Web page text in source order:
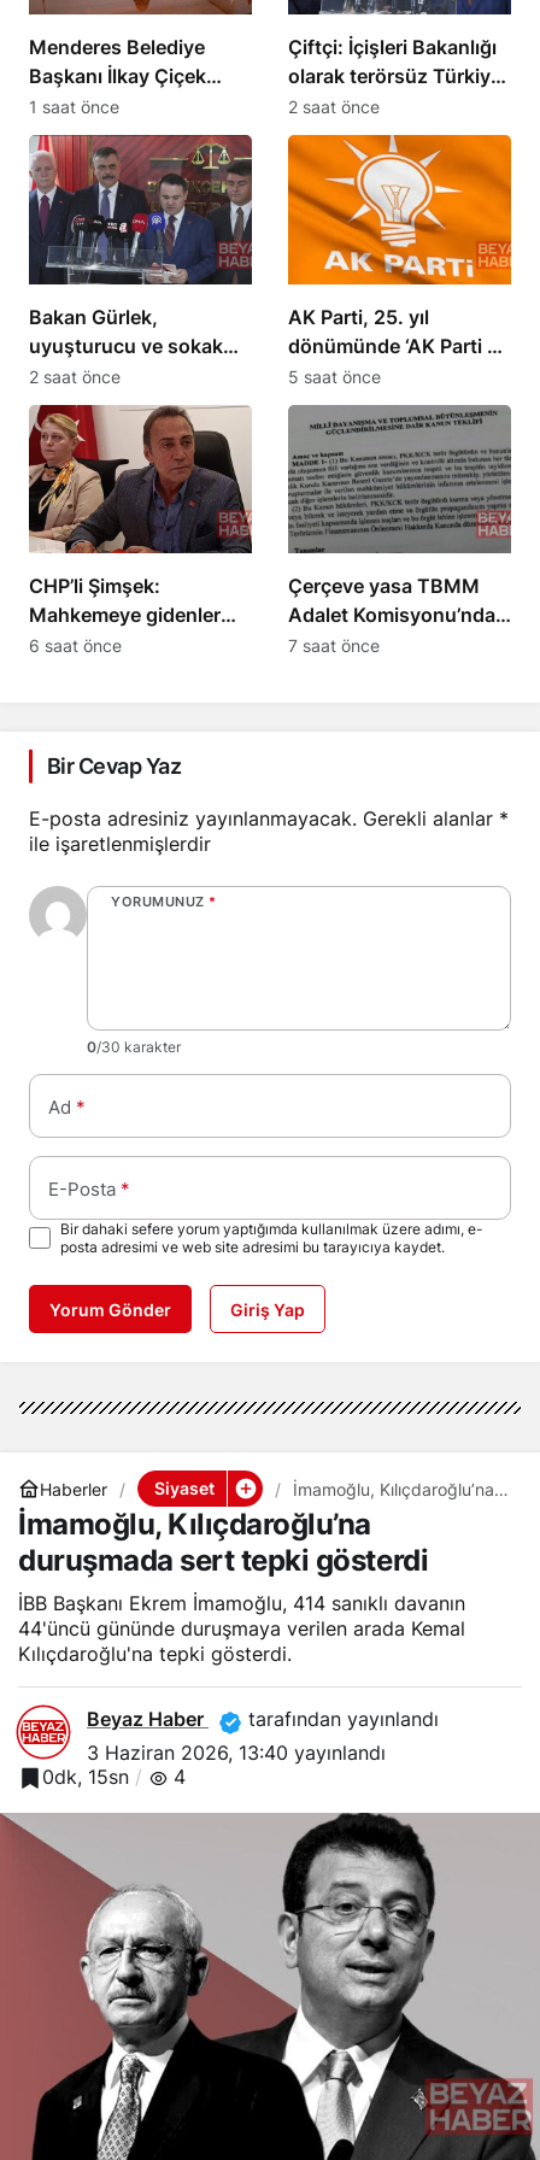
Menderes Belediye
Başkanı İlkay Çiçek
görevden uzaklaştırıldı
1 saat önce
Çiftçi: İçişleri Bakanlığı
olarak terörsüz Türkiye
sürecini takip ediyoruz
2 saat önce
Bakan Gürlek,
uyuşturucu ve sokak
çeteleriyle mücadelede
yeni adımlar atacak
2 saat önce
AK Parti, 25. yıl
dönümünde ‘AK Parti bir
Türkiye kitabıdır’
paylaşımı yaptı
5 saat önce
CHP’li Şimşek:
Mahkemeye gidenler
Kemal Bey’e oy
6 saat önce
Çerçeve yasa TBMM
Adalet Komisyonu’ndan
onay aldı, maddeleri
7 saat önce
Bir Cevap Yaz
E-posta adresiniz yayınlanmayacak. Gerekli alanlar *
ile işaretlenmişlerdir
YORUMUNUZ *
0/30 karakter
Ad *
E-Posta *
Bir dahaki sefere yorum yaptığımda kullanılmak üzere adımı, e-
posta adresimi ve web site adresimi bu tarayıcıya kaydet.
Yorum Gönder Giriş Yap
Haberler Siyaset
İmamoğlu, Kılıçdaroğlu’na
duruşmada sert tepki
gösterdi
İmamoğlu, Kılıçdaroğlu’na
duruşmada sert tepki gösterdi
İBB Başkanı Ekrem İmamoğlu, 414 sanıklı davanın
44'üncü gününde duruşmaya verilen arada Kemal
Kılıçdaroğlu'na tepki gösterdi.
Beyaz Haber
tarafından yayınlandı
3 Haziran 2026, 13:40 yayınlandı
0dk, 15sn
4